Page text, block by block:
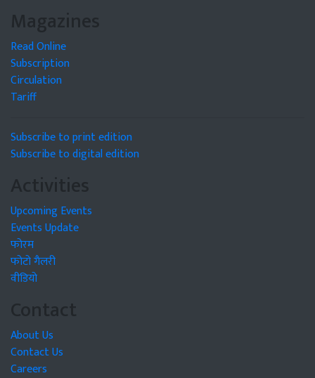
Magazines
Read Online
Subscription
Circulation
Tariff
Subscribe to print edition
Subscribe to digital edition
Activities
Upcoming Events
Events Update
फोरम
फोटो गैलरी
वीडियो
Contact
About Us
Contact Us
Careers